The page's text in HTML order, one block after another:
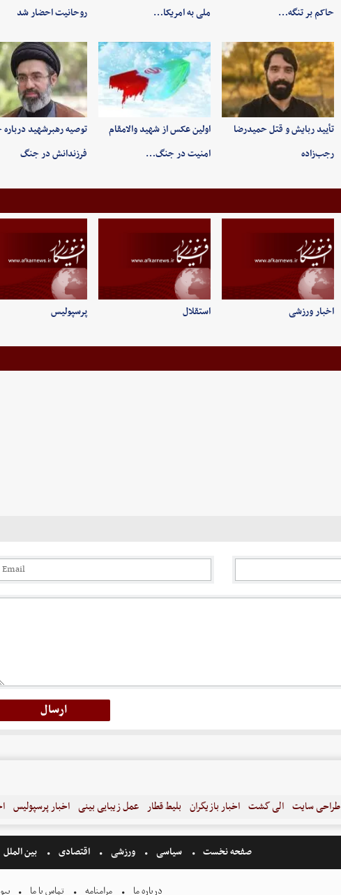
حاکم بر تنگه…
ملی به امریکا…
روحانیت احضار شد
تأیید ربایش و قتل حمیدرضا
رجب‌زاده
اولین عکس از شهید والامقام
امنیت در جنگ…
توصیه رهبرشهید
فرزندانش در جنگ
اخبار ورزشی استقلال پرسپولیس
طراحی سایت الی گشت اخبار بازیگران بلیط قطار عمل زیبایی بینی اخبار پرسپولیس
صفحه نخست سیاسی ورزشی اقتصادی بین الملل
درباره ما مرامنامه تماس با ما